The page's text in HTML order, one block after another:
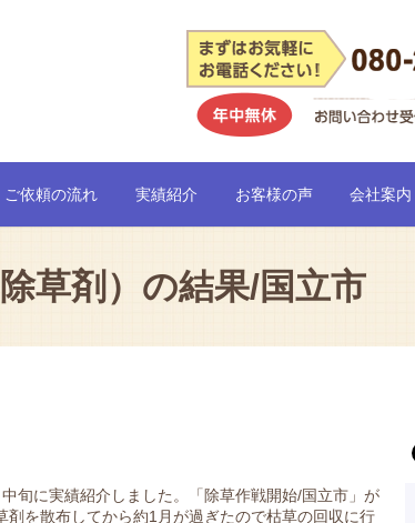
ご依頼の流れ 実績紹介 お客様の声 会社案内
草剤）の結果/国立市
旬に実績紹介しました。「除草作戦開始/国立市」が
剤を散布してから約1月が過ぎたので枯草の回収に行